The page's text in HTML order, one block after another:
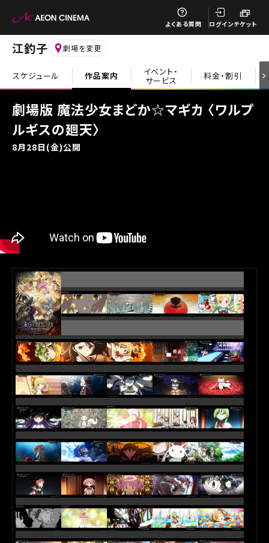
よくある質問 ログインチケット
江釣子 劇場を変更
スケジュール 作品案内 イベント・
サービス 料金・割引
劇場版 魔法少女まどか☆マギカ 〈ワルプ
ルギスの廻天〉
8月28日(金)公開
閉じる
閉じる